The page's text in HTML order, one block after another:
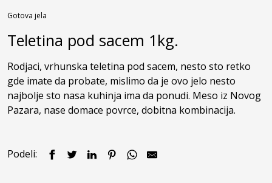
Gotova jela
Teletina pod sacem 1kg.
Rodjaci, vrhunska teletina pod sacem, nesto sto retko
gde imate da probate, mislimo da je ovo jelo nesto
najbolje sto nasa kuhinja ima da ponudi. Meso iz Novog
Pazara, nase domace povrce, dobitna kombinacija.
Podeli: